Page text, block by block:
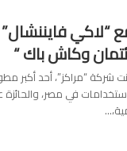
“لاكي فايننشال”
وكاش باك “
شركة “مراكز”، أحد أكبر
في مصر، والحائزة